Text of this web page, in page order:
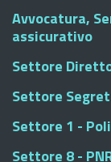
Avvocatura,
assicurativo
Settore
Settore
Settore 1 -
Settore 8 -